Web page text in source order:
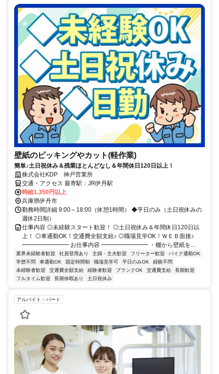
壁紙のピッキングやカット(軽作業)
簡単♪土日祝休み＆残業ほとんどなし＆年間休日120日以上！
株式会社KDP 神戸営業所
交通・アクセス 最寄駅：JR伊丹駅
時給1,350円以上
兵庫県伊丹市
勤務時間詳細 9:00～18:00（休憩1時間） ◆平日のみ（土日祝休みの
週休2日制）
仕事内容 ◎未経験スタート歓迎！ ◎土日祝休み＆年間休日120日以
上！ ◎車通勤OK！交通費全額支給♪ ◎職場見学OK！ＷＥＢ面接♪
━━━━━━━━ お仕事内容 ━━━━━━━━ ・棚から壁紙を...
業界未経験者歓迎 社員登用あり 主婦・主夫歓迎 フリーター歓迎
バイク通勤OK
学歴不問
車通勤OK 固定時間制 職場見学可 平日のみOK
経験不問
未経験者歓迎
交通費全額支給 経験者歓迎 ブランクOK 交通費支給
長期歓迎
フルタイム歓迎
長期休暇あり 土日祝休み
アルバイト・パート